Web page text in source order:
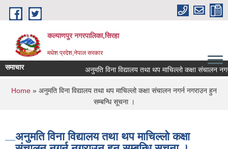
Skip to main content
कल्याणपुर नगरपालिका,सिरहा
मधेश प्रदेश,नेपाल सरकार
समाचार अनुमति विना विद्यालय तथा थप माचिल्लो कक्षा संचालन नगर्न
You are here
Home » अनुमति विना विद्यालय तथा थप माचिल्लो कक्षा संचालन नगर्न नगराउन हुन
सम्बन्धि सूचना ।
अनुमति विना विद्यालय तथा थप माचिल्लो कक्षा